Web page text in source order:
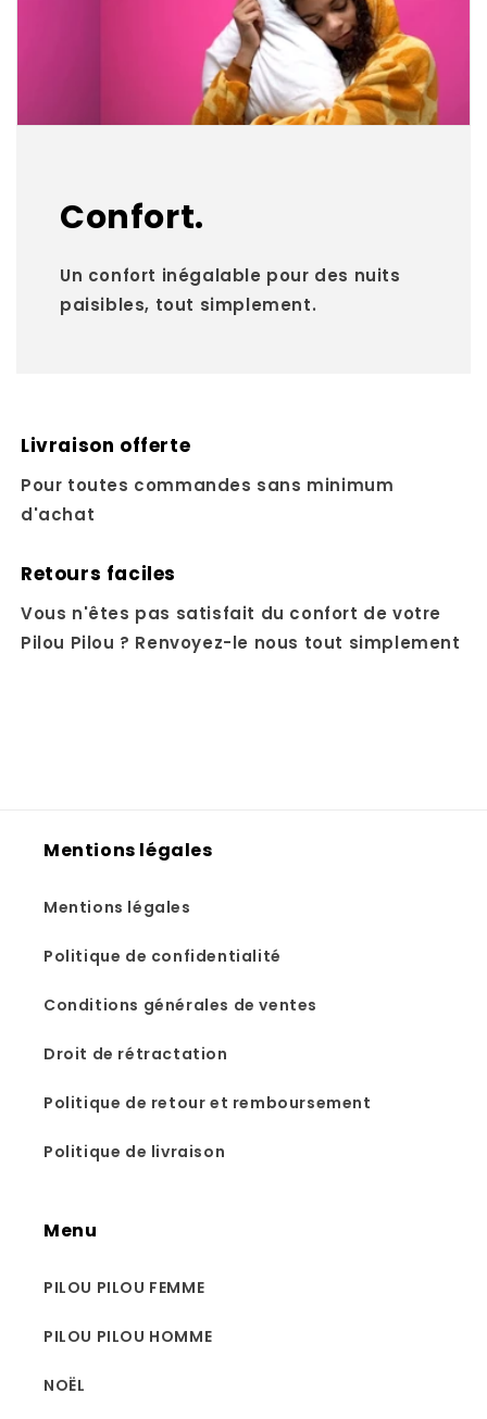
Confort.
Un confort inégalable pour des nuits
paisibles, tout simplement.
Livraison offerte
Pour toutes commandes sans minimum
d'achat
Retours faciles
Vous n'êtes pas satisfait du confort de votre
Pilou Pilou ? Renvoyez-le nous tout simplement
Mentions légales
Mentions légales
Politique de confidentialité
Conditions générales de ventes
Droit de rétractation
Politique de retour et remboursement
Politique de livraison
Menu
PILOU PILOU FEMME
PILOU PILOU HOMME
NOËL